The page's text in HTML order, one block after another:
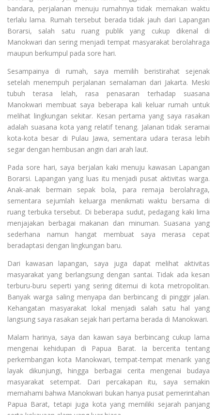
bandara, perjalanan menuju rumahnya tidak memakan waktu
terlalu lama. Rumah tersebut berada tidak jauh dari Lapangan
Borarsi, salah satu ruang publik yang cukup dikenal di
Manokwari dan sering menjadi tempat masyarakat berolahraga
maupun berkumpul pada sore hari.
Sesampainya di rumah, saya memilih beristirahat sejenak
setelah menempuh perjalanan semalaman dari Jakarta. Meski
tubuh terasa lelah, rasa penasaran terhadap suasana
Manokwari membuat saya beberapa kali keluar rumah untuk
melihat lingkungan sekitar. Kesan pertama yang saya rasakan
adalah suasana kota yang relatif tenang. Jalanan tidak seramai
kota-kota besar di Pulau Jawa, sementara udara terasa lebih
segar dengan hembusan angin dari arah laut.
Pada sore hari, saya berjalan kaki menuju kawasan Lapangan
Borarsi. Lapangan yang luas itu menjadi pusat aktivitas warga.
Anak-anak bermain sepak bola, para remaja berolahraga,
sementara sejumlah keluarga menikmati waktu bersama di
ruang terbuka tersebut. Di beberapa sudut, pedagang kaki lima
menjajakan berbagai makanan dan minuman. Suasana yang
sederhana namun hangat membuat saya merasa cepat
beradaptasi dengan lingkungan baru.
Dari kawasan lapangan, saya juga dapat melihat aktivitas
masyarakat yang berlangsung dengan santai. Tidak ada kesan
terburu-buru seperti yang sering ditemui di kota metropolitan.
Banyak warga saling menyapa dan berbincang di pinggir jalan.
Kehangatan masyarakat lokal menjadi salah satu hal yang
langsung saya rasakan sejak hari pertama berada di Manokwari.
Malam harinya, saya dan kawan saya berbincang cukup lama
mengenai kehidupan di Papua Barat. Ia bercerita tentang
perkembangan kota Manokwari, tempat-tempat menarik yang
layak dikunjungi, hingga berbagai cerita mengenai budaya
masyarakat setempat. Dari percakapan itu, saya semakin
memahami bahwa Manokwari bukan hanya pusat pemerintahan
Papua Barat, tetapi juga kota yang memiliki sejarah panjang